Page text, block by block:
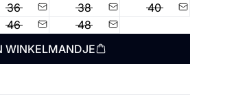
36 38
40
46
48
WINKELMANDJE